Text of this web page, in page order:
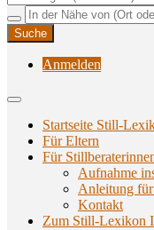
Still-lexikon
Unterstützungsangebote
Anmelden
Startseite Still-
Für Eltern
Für
Aufnahme
Anlei­tung für
Kon­takt
Zum Still-Lexikon